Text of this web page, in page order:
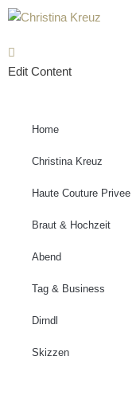
Edit Content
Home
Christina Kreuz
Haute Couture Privee
Braut & Hochzeit
Abend
Tag & Business
Dirndl
Skizzen